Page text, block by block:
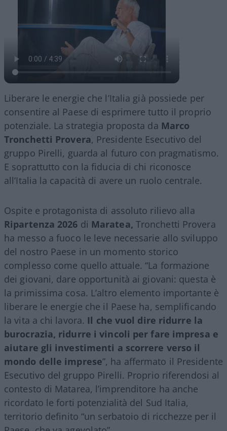
Liberare le energie che l’Italia già possiede per
consentire al Paese di esprimere tutto il proprio
potenziale. La strategia proposta da Marco
Tronchetti Provera, Presidente Esecutivo del
gruppo Pirelli, guarda al futuro con pragmatismo.
E soprattutto con la fiducia di chi riconosce
all’Italia la capacità di avere un ruolo centrale.
Ospite e protagonista di assoluto rilievo alla
Ripartenza 2026 di Maratea, Tronchetti Provera
ha messo a fuoco le leve necessarie allo sviluppo
del nostro Paese in un momento storico
complesso come quello attuale. “La formazione
dei giovani, dare opportunità ai giovani: questa è
la primissima cosa. L’altro elemento importante è
liberare le energie che il Paese ha, semplificando
la vita a chi lavora. Il che vuol dire ridurre la
burocrazia, ridurre i vincoli per fare impresa e
aiutare gli investimenti a scorrere verso il
mondo delle imprese”, ha affermato il Presidente
Esecutivo del gruppo Pirelli. Proprio riferendosi al
contesto di Matarea, l’imprenditore ha anche
ricordato le forti potenzialità del Sud Italia,
territorio definito “un serbatoio di ricchezze per il